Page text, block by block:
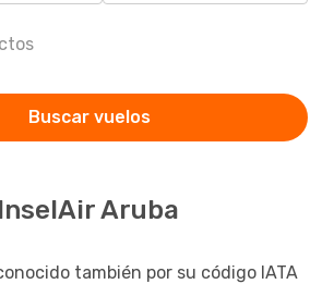
Buscar vuelos
Aruba
también por su código IATA